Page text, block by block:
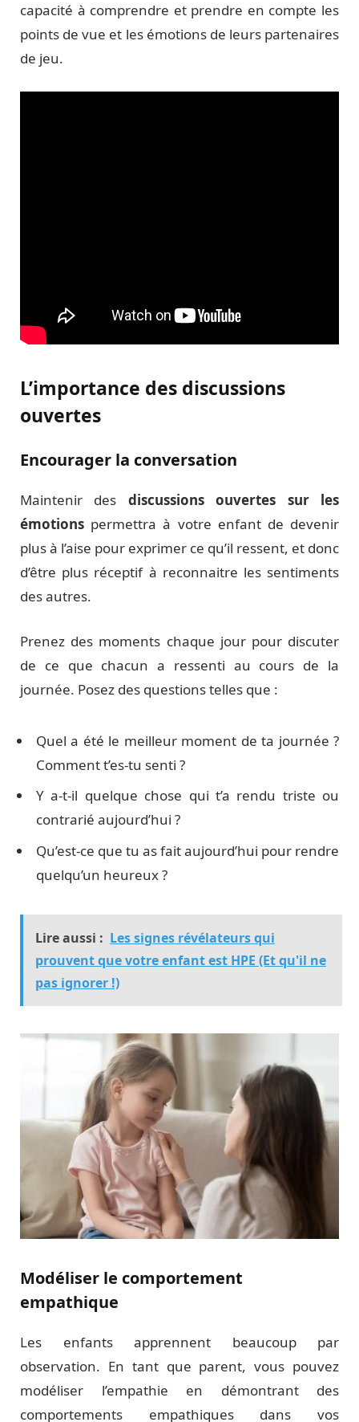
capacité à comprendre et prendre en compte les
points de vue et les émotions de leurs partenaires
de jeu.
L’importance des discussions
ouvertes
Encourager la conversation
Maintenir des discussions ouvertes sur les
émotions permettra à votre enfant de devenir
plus à l’aise pour exprimer ce qu’il ressent, et donc
d’être plus réceptif à reconnaitre les sentiments
des autres.
Prenez des moments chaque jour pour discuter
de ce que chacun a ressenti au cours de la
journée. Posez des questions telles que :
Quel a été le meilleur moment de ta journée ?
Comment t’es-tu senti ?
Y a-t-il quelque chose qui t’a rendu triste ou
contrarié aujourd’hui ?
Qu’est-ce que tu as fait aujourd’hui pour rendre
quelqu’un heureux ?
Lire aussi : Les signes révélateurs qui
prouvent que votre enfant est HPE (Et qu'il ne
pas ignorer !)
Modéliser le comportement
empathique
Les enfants apprennent beaucoup par
observation. En tant que parent, vous pouvez
modéliser l’empathie en démontrant des
comportements empathiques dans vos